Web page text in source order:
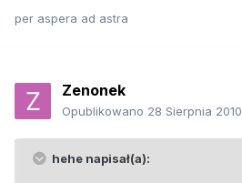
per aspera ad astra
Zenonek
Opublikowano 28 Sierpnia 2010
hehe napisał(a):